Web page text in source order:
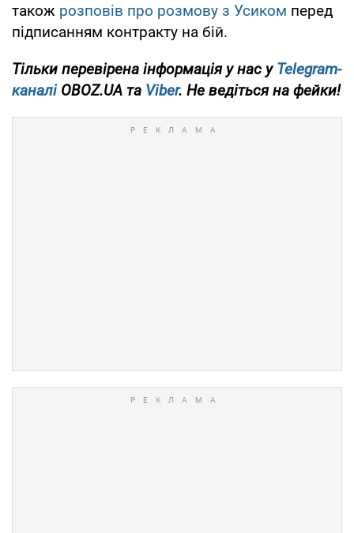
також розповів про розмову з Усиком перед
підписанням контракту на бій.
Тільки перевірена інформація у нас уTelegram-
каналіOBOZ.UA та Viber. Не ведіться на фейки!